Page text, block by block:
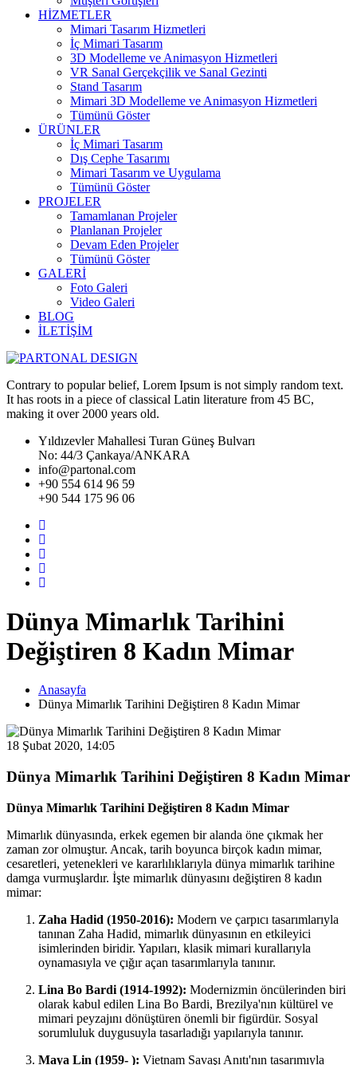
HİZMETLER
Mimari Tasarım Hizmetleri
İç Mimari Tasarım
3D Modelleme ve Animasyon Hizmetleri
VR Sanal Gerçekçilik ve Sanal Gezinti
Stand Tasarım
Mimari 3D Modelleme ve Animasyon Hizmetleri
Tümünü Göster
ÜRÜNLER
İç Mimari Tasarım
Dış Cephe Tasarımı
Mimari Tasarım ve Uygulama
Tümünü Göster
PROJELER
Tamamlanan Projeler
Planlanan Projeler
Devam Eden Projeler
Tümünü Göster
GALERİ
Foto Galeri
Video Galeri
BLOG
İLETİŞİM
Contrary to popular belief, Lorem Ipsum is not simply random text.
It has roots in a piece of classical Latin literature from 45 BC,
making it over 2000 years old.
Yıldızevler Mahallesi Turan Güneş Bulvarı
No: 44/3 Çankaya/ANKARA
info@partonal.com
+90 554 614 96 59
+90 544 175 96 06
Dünya Mimarlık Tarihini
Değiştiren 8 Kadın Mimar
Anasayfa
Dünya Mimarlık Tarihini Değiştiren 8 Kadın Mimar
18 Şubat 2020, 14:05
Dünya Mimarlık Tarihini Değiştiren 8 Kadın Mimar
Dünya Mimarlık Tarihini Değiştiren 8 Kadın Mimar
Mimarlık dünyasında, erkek egemen bir alanda öne çıkmak her
zaman zor olmuştur. Ancak, tarih boyunca birçok kadın mimar,
cesaretleri, yetenekleri ve kararlılıklarıyla dünya mimarlık tarihine
damga vurmuşlardır. İşte mimarlık dünyasını değiştiren 8 kadın
mimar:
Zaha Hadid (1950-2016): Modern ve çarpıcı tasarımlarıyla
tanınan Zaha Hadid, mimarlık dünyasının en etkileyici
isimlerinden biridir. Yapıları, klasik mimari kurallarıyla
oynamasıyla ve çığır açan tasarımlarıyla tanınır.
Lina Bo Bardi (1914-1992): Modernizmin öncülerinden biri
olarak kabul edilen Lina Bo Bardi, Brezilya'nın kültürel ve
mimari peyzajını dönüştüren önemli bir figürdür. Sosyal
sorumluluk duygusuyla tasarladığı yapılarıyla tanınır.
Maya Lin (1959- ): Vietnam Savaşı Anıtı'nın tasarımıyla